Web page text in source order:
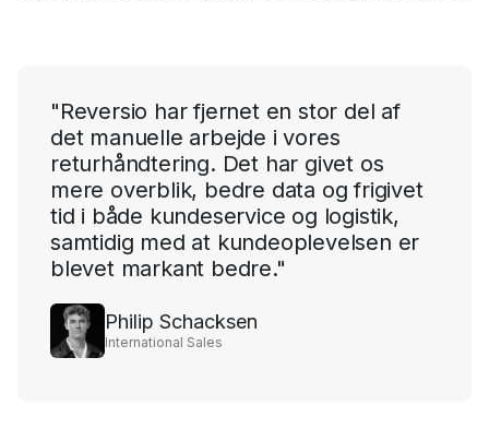
"Reversio har fjernet en stor del af
det manuelle arbejde i vores
returhåndtering. Det har givet os
mere overblik, bedre data og frigivet
tid i både kundeservice og logistik,
samtidig med at kundeoplevelsen er
blevet markant bedre."
Philip Schacksen
International Sales